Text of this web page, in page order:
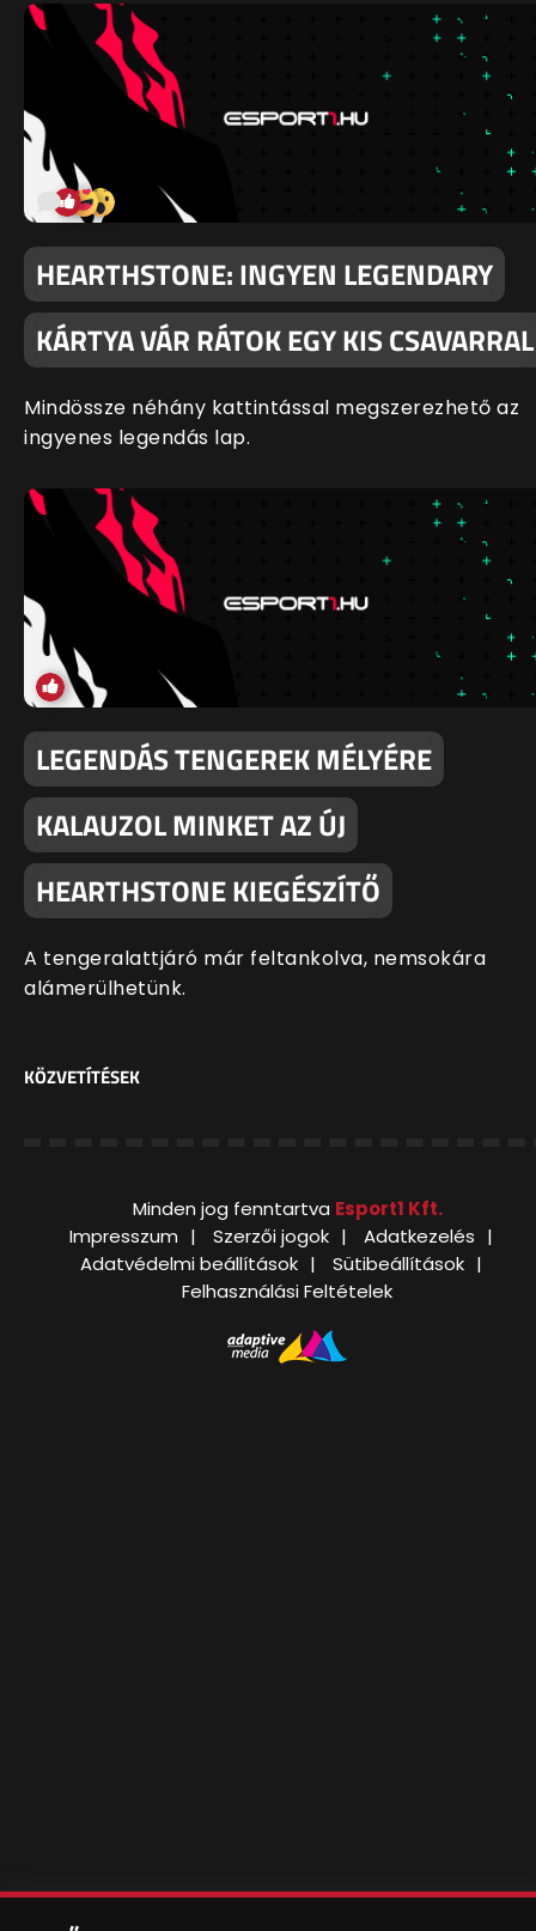
HEARTHSTONE: INGYEN LEGENDARY
KÁRTYA VÁR RÁTOK EGY KIS CSAVARRAL
Mindössze néhány kattintással megszerezhető az
ingyenes legendás lap.
LEGENDÁS TENGEREK MÉLYÉRE
KALAUZOL MINKET AZ ÚJ
HEARTHSTONE KIEGÉSZÍTŐ
A tengeralattjáró már feltankolva, nemsokára
alámerülhetünk.
KÖZVETÍTÉSEK
Minden jog fenntartva Esport1 Kft.
Impresszum
Szerzői jogok
Adatkezelés
Adatvédelmi beállítások
Sütibeállítások
Felhasználási Feltételek